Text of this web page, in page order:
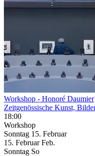
Workshop - Honoré Daumier
Zeitgenössische Kunst,
18:00
Workshop
Sonntag 15. Februar
15. Februar Feb.
Sonntag So